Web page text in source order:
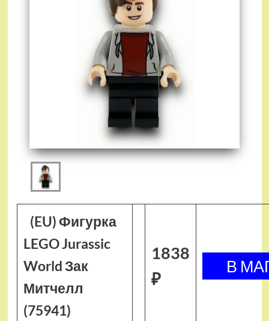
(EU) Фигурка
LEGO Jurassic
World Зак
Митчелл
(75941)
1838
₽